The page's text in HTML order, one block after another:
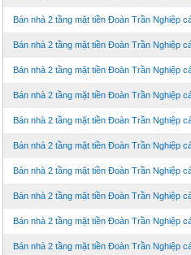
Bán nhà 2 tầng mặt tiền Đoàn Trần Nghiệp
Bán nhà 2 tầng mặt tiền Đoàn Trần Nghiệp
Bán nhà 2 tầng mặt tiền Đoàn Trần Nghiệp
Bán nhà 2 tầng mặt tiền Đoàn Trần Nghiệp
Bán nhà 2 tầng mặt tiền Đoàn Trần Nghiệp
Bán nhà 2 tầng mặt tiền Đoàn Trần Nghiệp
Bán nhà 2 tầng mặt tiền Đoàn Trần Nghiệp
Bán nhà 2 tầng mặt tiền Đoàn Trần Nghiệp
Bán nhà 2 tầng mặt tiền Đoàn Trần Nghiệp
Bán nhà 2 tầng mặt tiền Đoàn Trần Nghiệp